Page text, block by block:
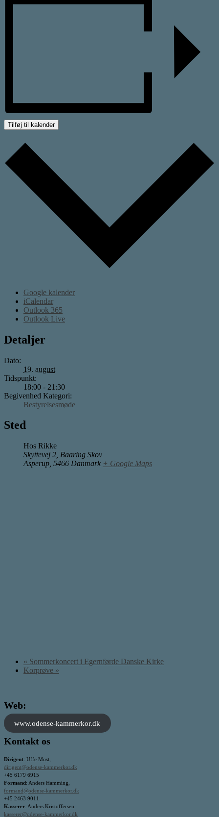
Tilføj til kalender
Google kalender
iCalendar
Outlook 365
Outlook Live
Detaljer
Dato:
19. august
Tidspunkt:
18:00 - 21:30
Begivenhed Kategori:
Bestyrelsesmøde
Sted
Hos Rikke
Skyttevej 2, Baaring Skov
Asperup 5466 Danmark + Google Maps
« Sommerkoncert i Egernførde Danske Kirke
Korprøve »
Web:
www.odense-kammerkor.dk
Kontakt os
Dirigent: Uffe Most,
dirigent@odense-kammerkor.dk
+45 6179 6915
Formand: Anders Hamming,
formand@odense-kammerkor.dk
+45 2463 9011
Kasserer: Anders Kristoffersen
kasserer@odense-kammerkor.dk